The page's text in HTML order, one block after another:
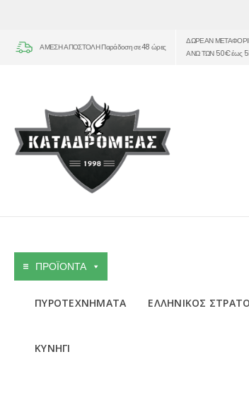
ΑΜΕΣΗ ΑΠΟΣΤΟΛΗ Παράδοση σε 48 ώρες
ΔΩΡΕΑΝ
ΑΝΩ ΤΩΝ 50€ έως
ΠΡΟΪΟΝΤΑ
ΠΥΡΟΤΕΧΝΗΜΑΤΑ ΕΛΛΗΝΙΚΟΣ
ΚΥΝΗΓΙ